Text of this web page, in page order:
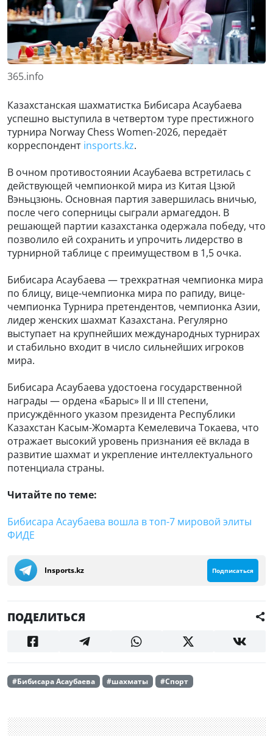
365.info
Казахстанская шахматистка Бибисара Асаубаева
успешно выступила в четвертом туре престижного
турнира Norway Chess Women-2026, передаёт
корреспондент insports.kz.
В очном противостоянии Асаубаева встретилась с
действующей чемпионкой мира из Китая Цзюй
Вэньцзюнь. Основная партия завершилась вничью,
после чего соперницы сыграли армагеддон. В
решающей партии казахстанка одержала победу, что
позволило ей сохранить и упрочить лидерство в
турнирной таблице с преимуществом в 1,5 очка.
Бибисара Асаубаева — трехкратная чемпионка мира
по блицу, вице-чемпионка мира по рапиду, вице-
чемпионка Турнира претендентов, чемпионка Азии,
лидер женских шахмат Казахстана. Регулярно
выступает на крупнейших международных турнирах
и стабильно входит в число сильнейших игроков
мира.
Бибисара Асаубаева удостоена государственной
награды — ордена «Барыс» II и III степени,
присуждённого указом президента Республики
Казахстан Касым-Жомарта Кемелевича Токаева, что
отражает высокий уровень признания её вклада в
развитие шахмат и укрепление интеллектуального
потенциала страны.
Читайте по теме:
Бибисара Асаубаева вошла в топ-7 мировой элиты
ФИДЕ
Insports.kz Подписаться
ПОДЕЛИТЬСЯ
#Бибисара Асаубаева #шахматы #Спорт